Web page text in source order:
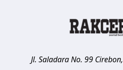
Jl. Saladara No. 99 Cirebon,